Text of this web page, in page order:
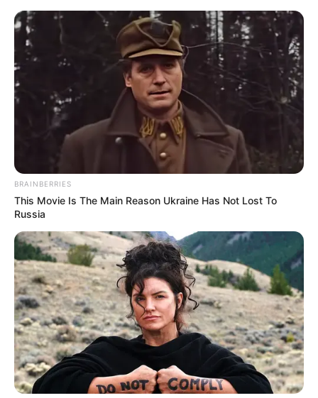
HOME
INSPIRASI
STYLE
FILM &
NGAKAK
QUOTES
HYPE
MORE
BRAINBERRIES
This Movie Is The Main Reason Ukraine Has Not Lost To
Russia